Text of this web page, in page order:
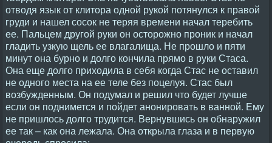
отводя язык от клитора одной рукой потянулся к правой
груди и нашел сосок не теряя времени начал теребить
ее. Пальцем другой руки он осторожно проник и начал
гладить узкую щель ее влагалища. Не прошло и пяти
минут она бурно и долго кончила прямо в руки Стаса.
Она еще долго приходила в себя когда Стас не оставил
не одного места на ее теле без поцелуя. Стас был
возбужденным. Он подумал и решил что будет лучше
если он поднимется и пойдет анонировать в ванной. Ему
не пришлось долго трудится. Вернувшись он обнаружил
ее так – как она лежала. Она открыла глаза и в первую